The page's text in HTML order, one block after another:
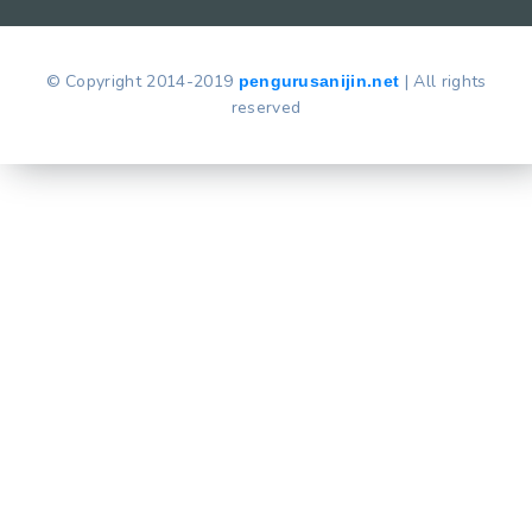
© Copyright 2014-2019 pengurusanijin.net | All rights
reserved